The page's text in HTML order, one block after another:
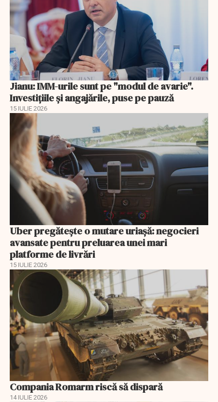
Jianu: IMM-urile sunt pe "modul de avarie".
Investițiile și angajările, puse pe pauză
15 IULIE 2026
Uber pregătește o mutare uriașă: negocieri
avansate pentru preluarea unei mari
platforme de livrări
15 IULIE 2026
Compania Romarm riscă să dispară
14 IULIE 2026